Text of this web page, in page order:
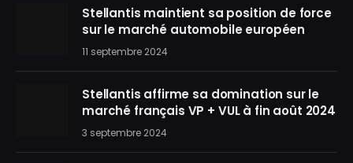
Stellantis maintient sa position de force
sur le marché automobile européen
11 septembre 2024
Stellantis affirme sa domination sur le
marché français VP + VUL à fin août 2024
3 septembre 2024